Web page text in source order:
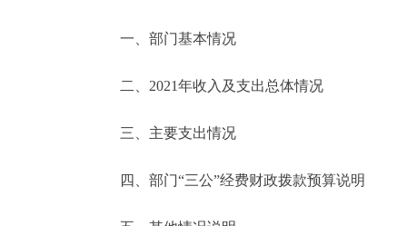
便民服务
一、部门基本情况
二、2021年收入及支出总体情况
三、主要支出情况
四、部门“三公”经费财政拨款预算说明